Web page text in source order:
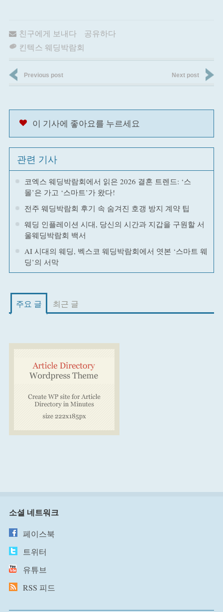
친구에게 보내다
공유하다
킨텍스 웨딩박람회
Previous post Next post
이 기사에 좋아요를 누르세요
관련 기사
코엑스 웨딩박람회에서 읽은 2026 결혼 트렌드: ‘스
몰’은 가고 ‘스마트’가 왔다!
전주 웨딩박람회 후기 속 숨겨진 호갱 방지 계약 팁
웨딩 인플레이션 시대, 당신의 시간과 지갑을 구원할 서
울웨딩박람회 백서
AI 시대의 웨딩, 벡스코 웨딩박람회에서 엿본 ‘스마트 웨
딩’의 서막
주요 글 최근 글
소셜 네트워크
페이스북
트위터
유튜브
RSS 피드